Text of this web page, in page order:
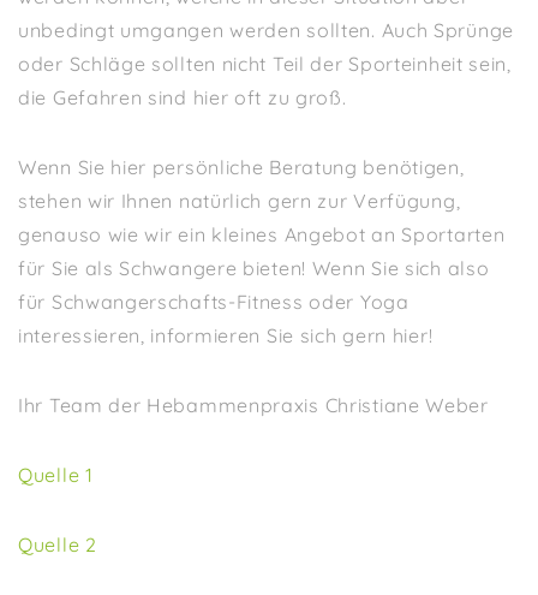
unbedingt umgangen werden sollten. Auch Sprünge
oder Schläge sollten nicht Teil der Sporteinheit sein,
die Gefahren sind hier oft zu groß.
Wenn Sie hier persönliche Beratung benötigen,
stehen wir Ihnen natürlich gern zur Verfügung,
genauso wie wir ein kleines Angebot an Sportarten
für Sie als Schwangere bieten! Wenn Sie sich also
für Schwangerschafts-Fitness oder Yoga
interessieren, informieren Sie sich gern hier!
Ihr Team der Hebammenpraxis Christiane Weber
Quelle 1
Quelle 2